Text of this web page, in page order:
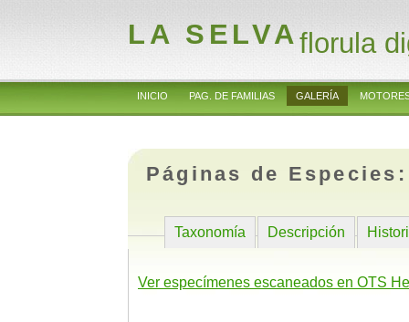
LA SELVAflorula
INICIO PAG. DE FAMILIAS GALERÍA
Páginas de
Taxonomía Descripción
Ver especímenes escaneados en OTS